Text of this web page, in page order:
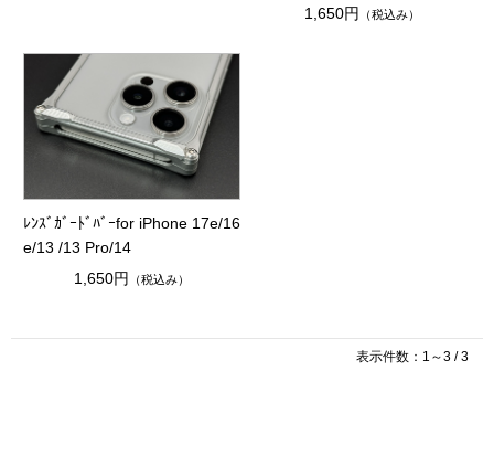
1,650円
（税込み）
ﾚﾝｽﾞｶﾞｰﾄﾞﾊﾞｰfor iPhone 17e/16
e/13 /13 Pro/14
1,650円 （税込み）
表示件数：1～3 / 3